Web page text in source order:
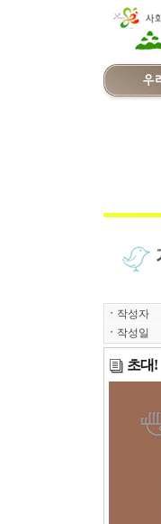
ㆍ 작성자
ㆍ 작성일
초대!